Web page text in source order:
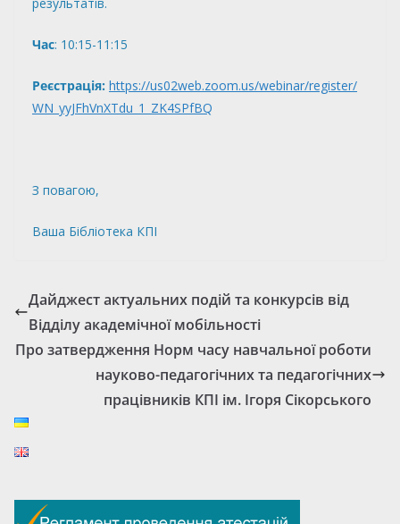
Час: 10:15-11:15
Реєстрація: https://us02web.zoom.us/webinar/register/
WN_yyJFhVnXTdu_1_ZK4SPfBQ
З повагою,
Ваша Бібліотека КПІ
Дайджест актуальних подій та конкурсів від
Відділу академічної мобільності
Про затвердження Норм часу навчальної роботи
науково-педагогічних та педагогічних
працівників КПІ ім. Ігоря Сікорського